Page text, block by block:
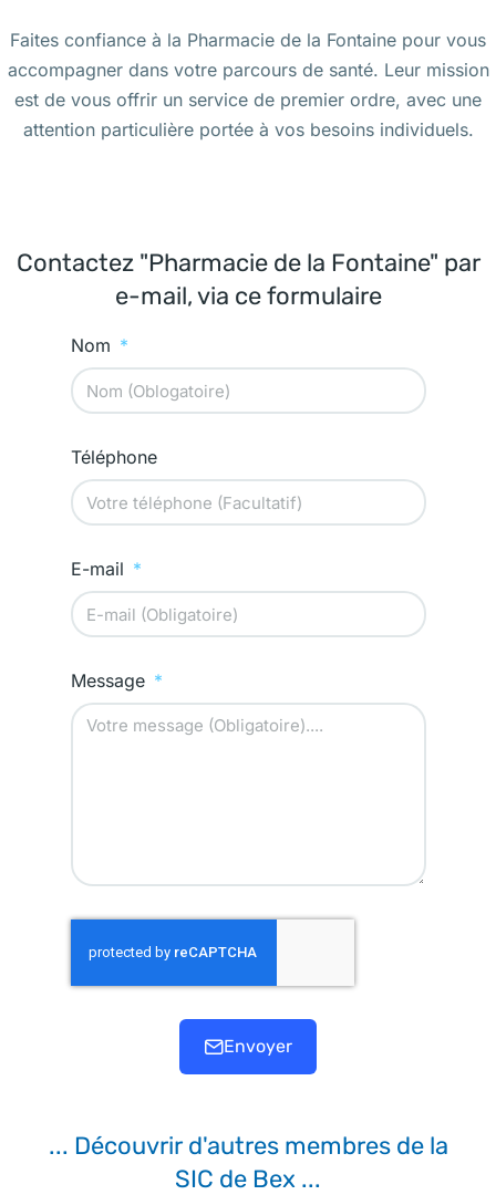
Faites confiance à la Pharmacie de la Fontaine pour vous
accompagner dans votre parcours de santé. Leur mission
est de vous offrir un service de premier ordre, avec une
attention particulière portée à vos besoins individuels.
Contactez "Pharmacie de la Fontaine" par
e-mail, via ce formulaire
Nom
Téléphone
E-mail
Message
Envoyer
... Découvrir d'autres membres de la
SIC de Bex ...